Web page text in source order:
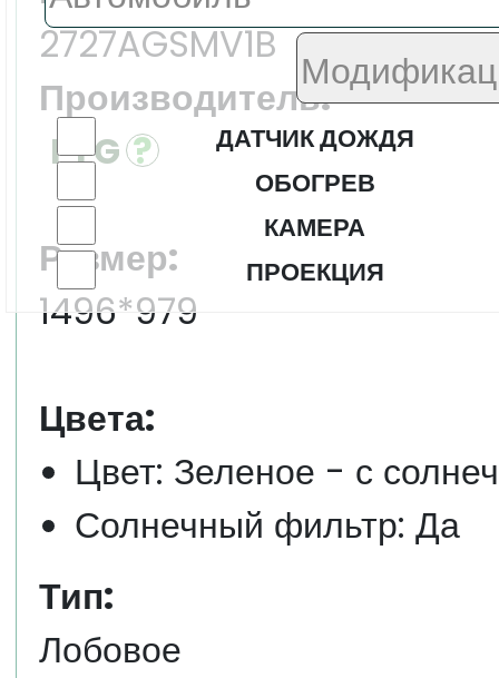
ДАТЧИК ДОЖДЯ
ОБОГРЕВ
КАМЕРА
ПРОЕКЦИЯ
2727AGSMV1B
Производитель:
FYG
Размер:
1496*979
Цвета:
Цвет: Зеленое - с
Солнечный фильтр: Да
Тип:
Лобовое